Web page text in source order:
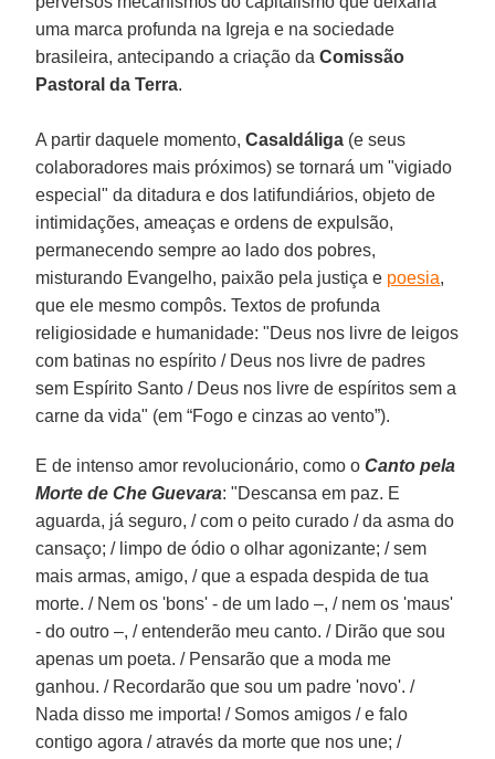
uma marca profunda na Igreja e na sociedade
brasileira, antecipando a criação daComissão
Pastoral da Terra.
A partir daquele momento,Casaldáliga (e seus
colaboradores mais próximos) se tornará um "vigiado
especial" da ditadura e dos latifundiários, objeto de
intimidações, ameaças e ordens de expulsão,
permanecendo sempre ao lado dos pobres,
misturando Evangelho, paixão pela justiça e poesia,
que ele mesmo compôs. Textos de profunda
religiosidade e humanidade: "Deus nos livre de leigos
com batinas no espírito / Deus nos livre de padres
sem Espírito Santo / Deus nos livre de espíritos sem a
carne da vida" (em “Fogo e cinzas ao vento”).
E de intenso amor revolucionário, como oCanto pela
Morte de Che Guevara: "Descansa em paz. E
aguarda, já seguro, / com o peito curado / da asma do
cansaço; / limpo de ódio o olhar agonizante; / sem
mais armas, amigo, / que a espada despida de tua
morte. / Nem os 'bons' - de um lado –, / nem os 'maus'
- do outro –, / entenderão meu canto. / Dirão que sou
apenas um poeta. / Pensarão que a moda me
ganhou. / Recordarão que sou um padre 'novo'. /
Nada disso me importa! / Somos amigos / e falo
contigo agora / através da morte que nos une; /